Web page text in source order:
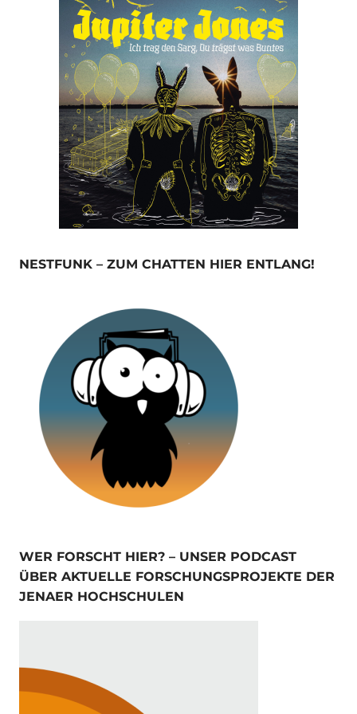
NESTFUNK – ZUM CHATTEN HIER ENTLANG!
WER FORSCHT HIER? – UNSER PODCAST
ÜBER AKTUELLE FORSCHUNGSPROJEKTE DER
JENAER HOCHSCHULEN